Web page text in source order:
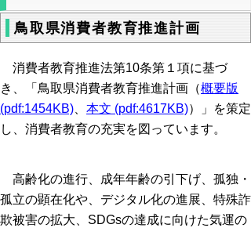
鳥取県消費者教育推進計画
消費者教育推進法第10条第１項に基づ
き、「鳥取県消費者教育推進計画（概要版
(pdf:1454KB)
本文 (pdf:4617KB)）」を策定
し、消費者教育の充実を図っています。
高齢化の進行、成年年齢の引下げ、孤独・
孤立の顕在化や、デジタル化の進展、特殊詐
欺被害の拡大、SDGsの達成に向けた気運の